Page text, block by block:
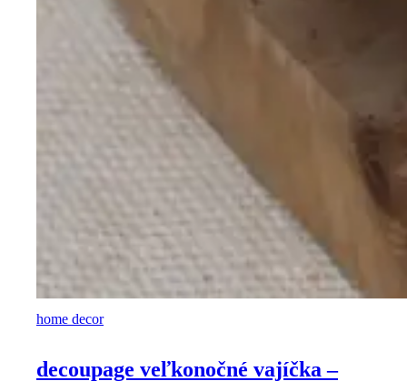
home decor
decoupage veľkonočné vajíčka –